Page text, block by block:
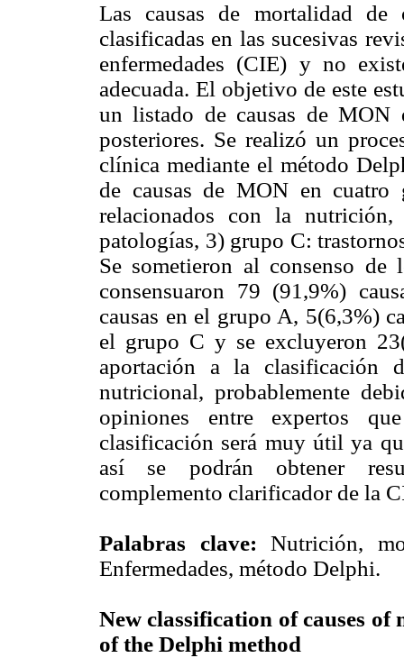
Las causas de mortalidad
clasificadas en las sucesivas
enfermedades (CIE) y no
adecuada. El objetivo de este
un listado de causas de MON
posteriores. Se realizó un
clínica mediante el método
de causas de MON en
relacionados con la
patologías, 3) grupo C:
Se sometieron al consenso de
consensuaron 79 (91,9%)
causas en el grupo A, 5(6,3%)
el grupo C y se excluyeron
aportación a la clasificación
nutricional, probablemente
opiniones entre expertos
clasificación será muy útil ya
así se podrán obtener
complemento clarificador de la
Palabras clave: Nutrición,
Enfermedades, método Delphi.
New classification of causes
of the Delphi method